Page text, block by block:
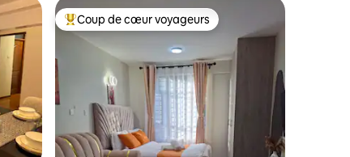
Coup de cœur voyageurs parmi les plus aimés
Coup de cœur voyageurs